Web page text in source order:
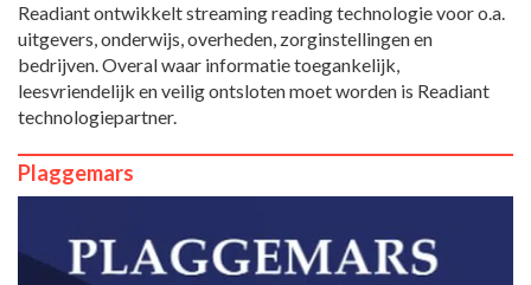
Readiant ontwikkelt streaming reading technologie voor o.a.
uitgevers, onderwijs, overheden, zorginstellingen en
bedrijven. Overal waar informatie toegankelijk,
leesvriendelijk en veilig ontsloten moet worden is Readiant
technologiepartner.
Plaggemars